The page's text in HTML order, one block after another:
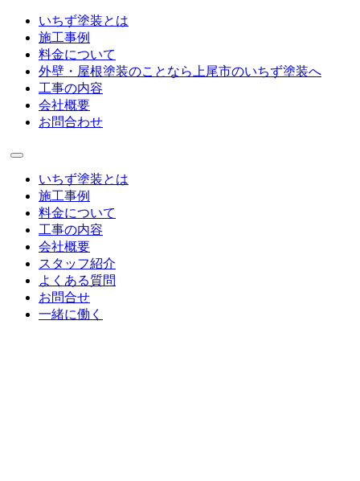
いちず塗装とは
施工事例
料金について
外壁・屋根塗装のことなら上尾市のいちず塗装へ
工事の内容
会社概要
お問合わせ
いちず塗装とは
施工事例
料金について
工事の内容
会社概要
スタッフ紹介
よくある質問
お問合せ
一緒に働く